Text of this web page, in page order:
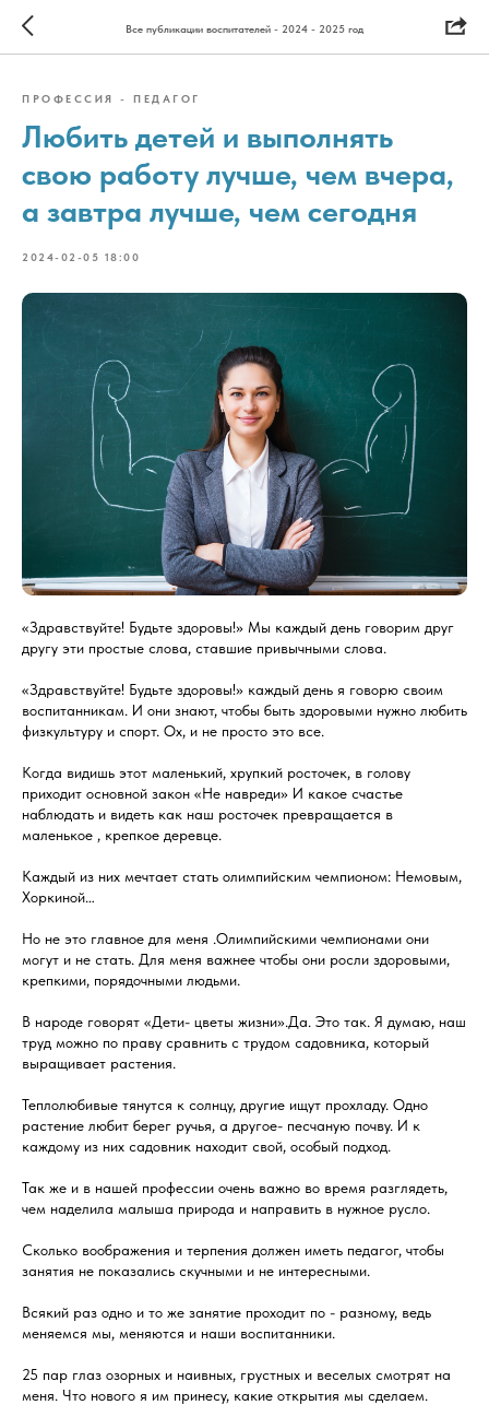
Все публикации воспитателей - 2024 - 2025 год
ПРОФЕССИЯ - ПЕДАГОГ
Любить детей и выполнять
свою работу лучше, чем вчера,
а завтра лучше, чем сегодня
2024-02-05 18:00
«Здравствуйте! Будьте здоровы!» Мы каждый день говорим друг
другу эти простые слова, ставшие привычными слова.
«Здравствуйте! Будьте здоровы!» каждый день я говорю своим
воспитанникам. И они знают, чтобы быть здоровыми нужно любить
физкультуру и спорт. Ох, и не просто это все.
Когда видишь этот маленький, хрупкий росточек, в голову
приходит основной закон «Не навреди» И какое счастье
наблюдать и видеть как наш росточек превращается в
маленькое , крепкое деревце.
Каждый из них мечтает стать олимпийским чемпионом: Немовым,
Хоркиной…
Но не это главное для меня .Олимпийскими чемпионами они
могут и не стать. Для меня важнее чтобы они росли здоровыми,
крепкими, порядочными людьми.
В народе говорят «Дети- цветы жизни».Да. Это так. Я думаю, наш
труд можно по праву сравнить с трудом садовника, который
выращивает растения.
Теплолюбивые тянутся к солнцу, другие ищут прохладу. Одно
растение любит берег ручья, а другое- песчаную почву. И к
каждому из них садовник находит свой, особый подход.
Так же и в нашей профессии очень важно во время разглядеть,
чем наделила малыша природа и направить в нужное русло.
Сколько воображения и терпения должен иметь педагог, чтобы
занятия не показались скучными и не интересными.
Всякий раз одно и то же занятие проходит по - разному, ведь
меняемся мы, меняются и наши воспитанники.
25 пар глаз озорных и наивных, грустных и веселых смотрят на
меня. Что нового я им принесу, какие открытия мы сделаем.